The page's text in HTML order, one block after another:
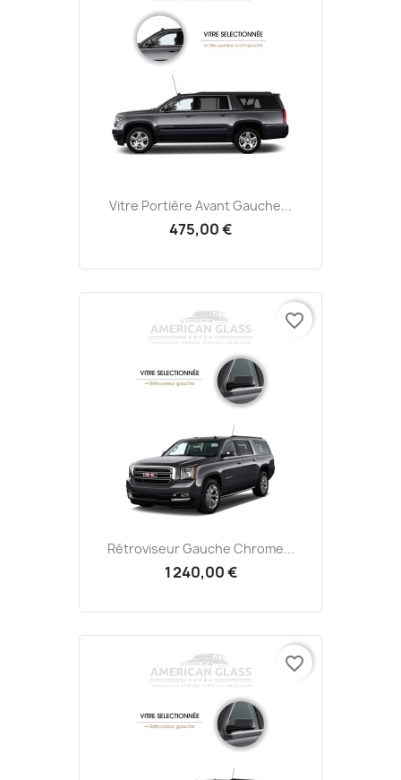
Vitre Portière Avant Gauche...
475,00 €
Rétroviseur Gauche Chrome...
1 240,00 €
favorite_border
favorite_border